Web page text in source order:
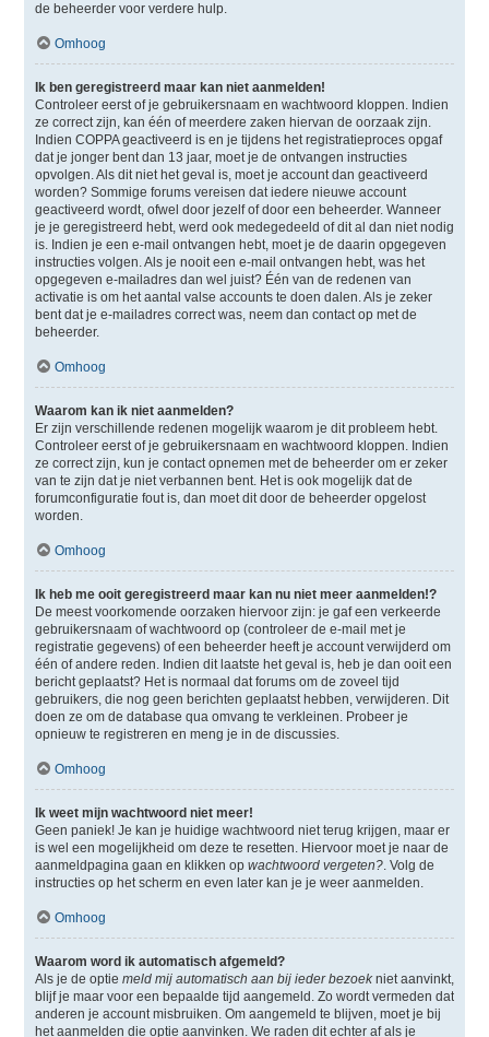
de beheerder voor verdere hulp.
Omhoog
Ik ben geregistreerd maar kan niet aanmelden!
Controleer eerst of je gebruikersnaam en wachtwoord kloppen. Indien
ze correct zijn, kan één of meerdere zaken hiervan de oorzaak zijn.
Indien COPPA geactiveerd is en je tijdens het registratieproces opgaf
dat je jonger bent dan 13 jaar, moet je de ontvangen instructies
opvolgen. Als dit niet het geval is, moet je account dan geactiveerd
worden? Sommige forums vereisen dat iedere nieuwe account
geactiveerd wordt, ofwel door jezelf of door een beheerder. Wanneer
je je geregistreerd hebt, werd ook medegedeeld of dit al dan niet nodig
is. Indien je een e-mail ontvangen hebt, moet je de daarin opgegeven
instructies volgen. Als je nooit een e-mail ontvangen hebt, was het
opgegeven e-mailadres dan wel juist? Één van de redenen van
activatie is om het aantal valse accounts te doen dalen. Als je zeker
bent dat je e-mailadres correct was, neem dan contact op met de
beheerder.
Omhoog
Waarom kan ik niet aanmelden?
Er zijn verschillende redenen mogelijk waarom je dit probleem hebt.
Controleer eerst of je gebruikersnaam en wachtwoord kloppen. Indien
ze correct zijn, kun je contact opnemen met de beheerder om er zeker
van te zijn dat je niet verbannen bent. Het is ook mogelijk dat de
forumconfiguratie fout is, dan moet dit door de beheerder opgelost
worden.
Omhoog
Ik heb me ooit geregistreerd maar kan nu niet meer aanmelden!?
De meest voorkomende oorzaken hiervoor zijn: je gaf een verkeerde
gebruikersnaam of wachtwoord op (controleer de e-mail met je
registratie gegevens) of een beheerder heeft je account verwijderd om
één of andere reden. Indien dit laatste het geval is, heb je dan ooit een
bericht geplaatst? Het is normaal dat forums om de zoveel tijd
gebruikers, die nog geen berichten geplaatst hebben, verwijderen. Dit
doen ze om de database qua omvang te verkleinen. Probeer je
opnieuw te registreren en meng je in de discussies.
Omhoog
Ik weet mijn wachtwoord niet meer!
Geen paniek! Je kan je huidige wachtwoord niet terug krijgen, maar er
is wel een mogelijkheid om deze te resetten. Hiervoor moet je naar de
aanmeldpagina gaan en klikken op wachtwoord vergeten?. Volg de
instructies op het scherm en even later kan je je weer aanmelden.
Omhoog
Waarom word ik automatisch afgemeld?
Als je de optie meld mij automatisch aan bij ieder bezoekniet aanvinkt,
blijf je maar voor een bepaalde tijd aangemeld. Zo wordt vermeden dat
anderen je account misbruiken. Om aangemeld te blijven, moet je bij
het aanmelden die optie aanvinken. We raden dit echter af als je